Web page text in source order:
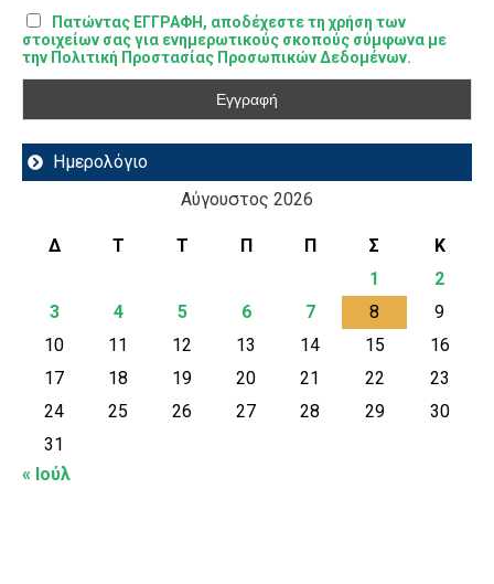
Πατώντας ΕΓΓΡΑΦΗ, αποδέχεστε τη χρήση των
στοιχείων σας για ενημερωτικούς σκοπούς σύμφωνα με
την Πολιτική Προστασίας Προσωπικών Δεδομένων.
Ημερολόγιο
Αύγουστος 2026
Δ Τ Τ Π Π Σ
Κ
1
2
3
4 5 6 7 8
9
10
11 12 13 14 15
16
17
18 19 20 21 22
23
24
25 26 27 28 29
30
31
« Ιούλ